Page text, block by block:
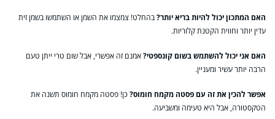
האם המתכון יכול להיות בריא יותר?בהחלט! צמצמו את השמן או השתמשו בשמן זית
עדין יותר וחווית הקטנת קלוריות.
האם אני יכול להשתמש בשום קונספטי?אמנם זה אפשרי, אבל שום טרי ייתן טעם
הרבה יותר עשיר ומעניין.
אפשר להכין את זה עם פסטה מקמח חומוס?כן! פסטה מקמח חומוס תשנה את
הטקסטורה, אבל היא טעימה ומשביעה.